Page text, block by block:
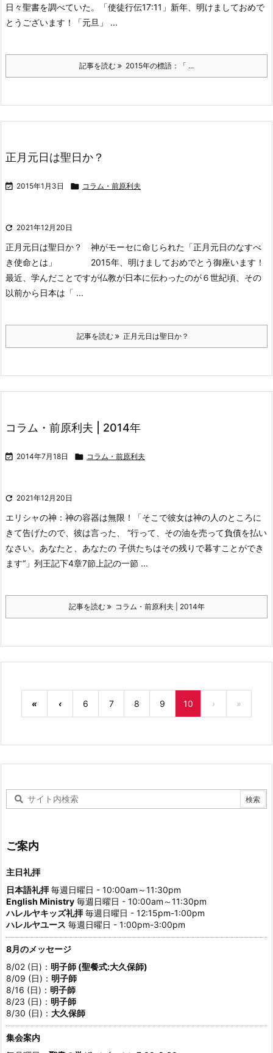
日々聖書を調べていた。「使徒行伝17:11」 新年、明けましておめで
とうございます！
「元旦」 ...
記事を読む 2015年の標語：「 ...
正月元日は聖日か？
 2015年1月3日  コラム・前原利夫
 2021年12月20日
正月元日は聖日か？ 神がモーセに命じられた「正月元日のなすべ
き使命とは」
2015年、明けましておめでとう御座います！
最近、学んだことですが仏教が日本に伝わったのが６世紀頃、その
以前から日本は「 ...
記事を読む 正月元日は聖日か？
コラム・前原利夫 | 2014年
 2014年7月18日  コラム・前原利夫
 2021年12月20日
エリシャの神：神の容器は無限！
「そこで彼女は神の人のところに
きて告げたので、彼は言った、 “行って、その油を売って負債を払い
なさい。あなたと、あなたの 子供たちはその残りで暮すことができ
ます“」列王記下4章7節 上記の一節 ...
記事を読む コラム・前原利夫 | 2014年
« ‹ 6 7 8 9 10 › »
ご案内
主日礼拝
日本語礼拝毎週日曜日 - 10:00am～11:30pm
English Ministry 毎週日曜日 - 10:00am～11:30pm
ハレルヤキッズ礼拝毎週日曜日 - 12:15pm-1:00pm
ハレルヤユース 毎週日曜日 - 1:00pm-3:00pm
8月のメッセージ
8/02 (日)： 明子師 (聖餐式:大久保師)
8/09 (日)： 明子師
8/16 (日)： 明子師
8/23 (日)： 明子師
8/30 (日)： 大久保師
集会案内